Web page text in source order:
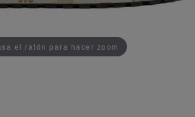
el ratón para hacer zoom